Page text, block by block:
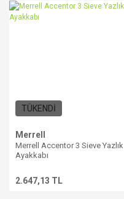
TÜKENDİ
Merrell
Merrell Accentor 3 Sieve Yazlık
Ayakkabı
2.647,13 TL